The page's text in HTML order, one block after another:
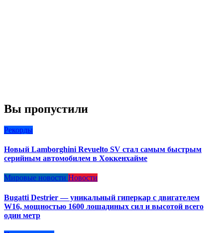
Вы пропустили
Рекорды
Новый Lamborghini Revuelto SV стал самым быстрым
серийным автомобилем в Хоккенхайме
Мировые новости Новости
Bugatti Destrier — уникальный гиперкар с двигателем
W16, мощностью 1600 лошадиных сил и высотой всего
один метр